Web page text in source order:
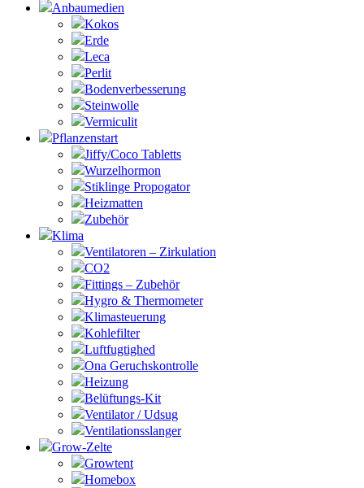
Anbaumedien
Kokos
Erde
Leca
Perlit
Bodenverbesserung
Steinwolle
Vermiculit
Pflanzenstart
Jiffy/Coco Tabletts
Wurzelhormon
Stiklinge Propogator
Heizmatten
Zubehör
Klima
Ventilatoren – Zirkulation
CO2
Fittings – Zubehör
Hygro & Thermometer
Klimasteuerung
Kohlefilter
Luftfugtighed
Ona Geruchskontrolle
Heizung
Belüftungs-Kit
Ventilator / Udsug
Ventilationsslanger
Grow-Zelte
Growtent
Homebox